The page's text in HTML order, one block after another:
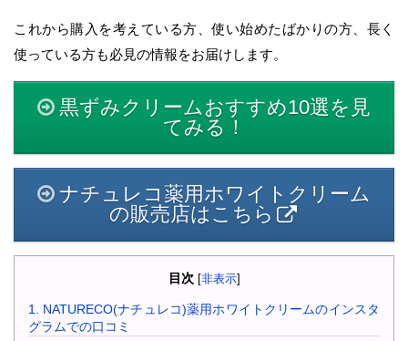
これから購入を考えている方、使い始めたばかりの方、長く
使っている方も必見の情報をお届けします。
黒ずみクリームおすすめ10選を見
てみる！
ナチュレコ薬用ホワイトクリーム
の販売店はこちら
目次 [非表示]
1.
NATURECO(ナチュレコ)薬用ホワイトクリームのインスタ
グラムでの口コミ